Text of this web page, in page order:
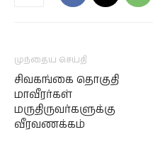
முந்தைய செய்தி
சிவகங்கை தொகுதி
மாவீரர்கள்
மருதிருவர்களுக்கு
வீரவணக்கம்